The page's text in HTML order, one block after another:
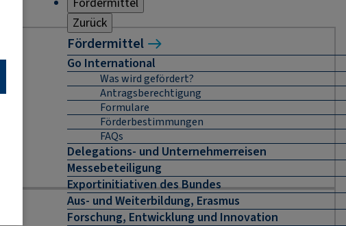
Zurück
Fördermittel
Go International
Was wird gefördert?
Antragsberechtigung
Formulare
Förderbestimmungen
FAQs
Delegations- und Unternehmerreisen
Messebeteiligung
Exportinitiativen des Bundes
Aus- und Weiterbildung, Erasmus
Forschung, Entwicklung und Innovation